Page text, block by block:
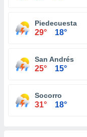
Piedecuesta
29° 18°
San Andrés
25° 15°
Socorro
31° 18°